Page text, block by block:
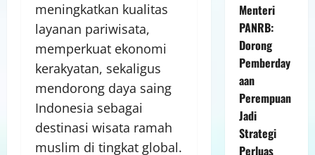
meningkatkan kualitas
layanan pariwisata,
memperkuat ekonomi
kerakyatan, sekaligus
mendorong daya saing
Indonesia sebagai
destinasi wisata ramah
muslim di tingkat global.
Menteri
PANRB:
Dorong
Pemberday
aan
Perempuan
Jadi
Strategi
Perluas